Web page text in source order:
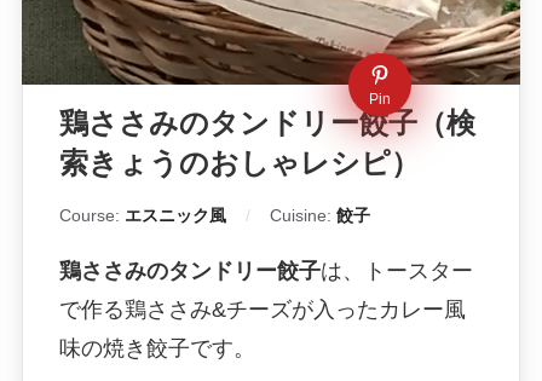
Pin
鶏ささみのタンドリー餃子（検
索きょうのおしゃレシピ）
Course: エスニック風 Cuisine: 餃子
鶏ささみのタンドリー餃子は、トースター
で作る鶏ささみ&チーズが入ったカレー風
味の焼き餃子です。